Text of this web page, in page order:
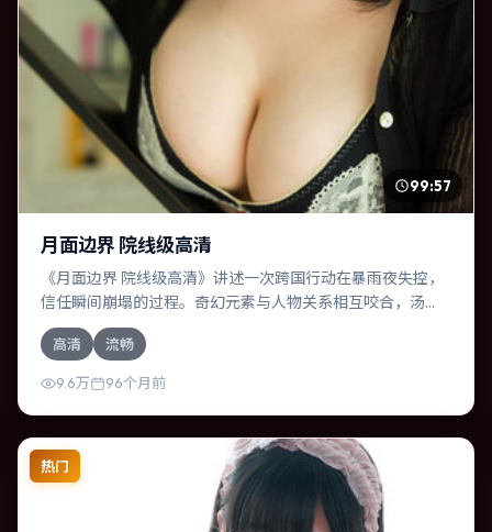
99:57
月面边界 院线级高清
《月面边界 院线级高清》讲述一次跨国行动在暴雨夜失控，
信任瞬间崩塌的过程。奇幻元素与人物关系相互咬合，汤
唯、役所广司的对手戏尤为出彩。导演杜琪峰善于在长镜头
中积蓄张力，本片亦在泰国实地取景，增强真实质感。
高清 流畅
9.6万 96个月前
热门